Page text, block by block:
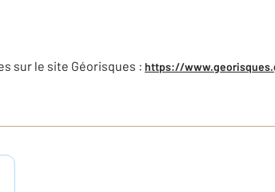
sur le site Géorisques : https://